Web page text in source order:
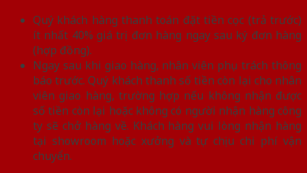
Quý khách hàng thanh toán đặt tiền cọc (trả trước)
ít nhất 40% giá trị đơn hàng ngay sau ký đơn hàng
(hợp đồng).
Ngay sau khi giao hàng, nhân viên phụ trách thông
báo trước. Quý khách thanh số tiền còn lại cho nhân
viên giao hàng, trường hợp nếu không nhận được
số tiền còn lại hoặc không có người nhận hàng công
ty sẽ chở hàng về. Khách hàng vui lòng nhận hàng
tại showroom hoặc xưởng và tự chịu chi phí vận
chuyển.